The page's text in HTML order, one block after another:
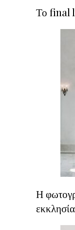
Το final
Η
εκκλησία